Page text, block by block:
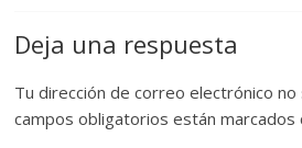
Deja una respuesta
Tu dirección de correo electrónico no
campos obligatorios están